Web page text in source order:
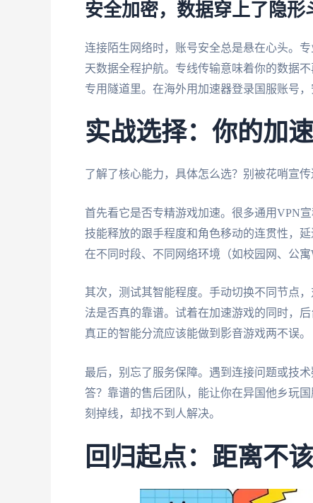
安全加密，数据穿上了隐形
连接陌生网络时，账号安全总是悬在心头。
天数据全程护航。专线传输意味着你的数据
专用隧道里。在海外用加速器登录国服账号，
实战选择：你的加
了解了核心能力，具体怎么选？别被花哨宣传
首先看它是否专精游戏加速。很多通用VPN
技能释放的跟手程度和角色移动的连贯性，
在不同时段、不同网络环境（如校园网、公
其次，测试其智能程度。手动切换不同节点
法是否真的靠谱。试着在加速游戏的同时，
真正的智能分流应该能做到影音游戏两不误。
最后，别忘了服务保障。遇到连接问题或技
答？靠谱的售后团队，能让你在异国他乡玩
刻掉线，却找不到人解决。
回归起点：距离不